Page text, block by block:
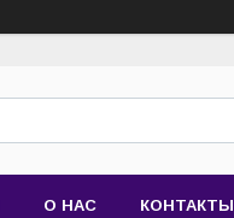
О НАС КОНТАКТЫ